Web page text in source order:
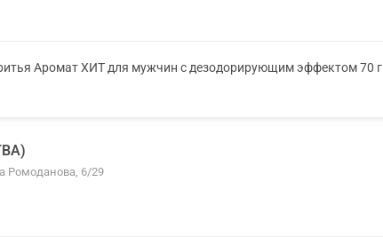
Аромат ХИТ для мужчин с дезодорирующим эффектом 70 г
Ромоданова, 6/29